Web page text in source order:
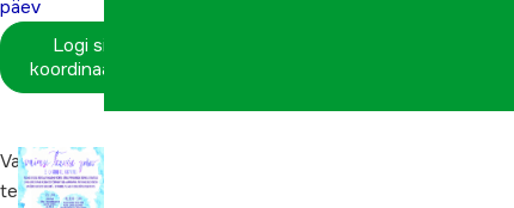
päev
Logi sisse
koordinaatorina
Vaimse
tervise